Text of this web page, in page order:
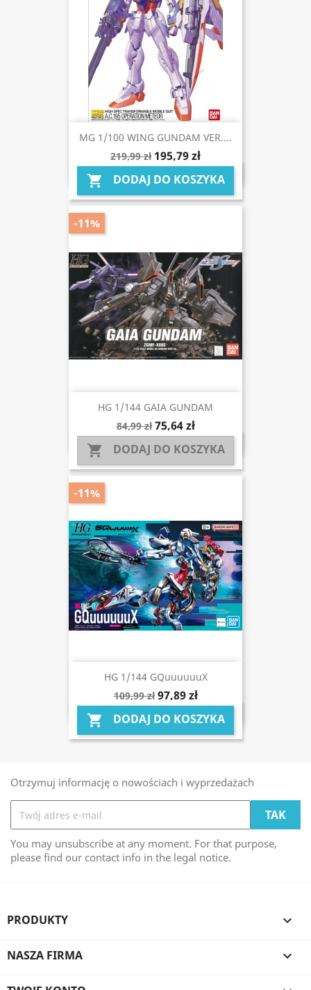
MG 1/100 WING GUNDAM VER....
219,99 zł 195,79 zł
 DODAJ DO KOSZYKA
HG 1/144 GAIA GUNDAM
84,99 zł 75,64 zł
 DODAJ DO KOSZYKA
-11%
HG 1/144 GQuuuuuuX
109,99 zł 97,89 zł
 DODAJ DO KOSZYKA
-11%
Otrzymuj informację o nowościach i wyprzedażach
You may unsubscribe at any moment. For that purpose,
please find our contact info in the legal notice.
PRODUKTY 
NASZA FIRMA 